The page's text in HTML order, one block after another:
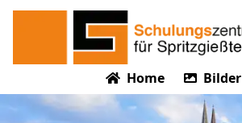
Home Bilder